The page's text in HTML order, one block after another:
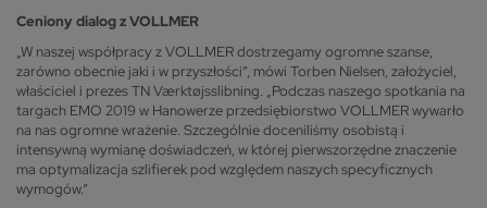
Ceniony dialog z VOLLMER
„W naszej współpracy z VOLLMER dostrzegamy ogromne szanse,
zarówno obecnie jaki i w przyszłości”, mówi Torben Nielsen, założyciel,
właściciel i prezes TN Værktøjsslibning. „Podczas naszego spotkania na
targach EMO 2019 w Hanowerze przedsiębiorstwo VOLLMER wywarło
na nas ogromne wrażenie. Szczególnie doceniliśmy osobistą i
intensywną wymianę doświadczeń, w której pierwszorzędne znaczenie
ma optymalizacja szlifierek pod względem naszych specyficznych
wymogów.”